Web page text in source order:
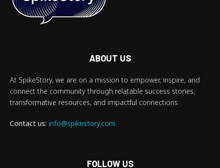
ABOUT US
At SpikeStory, we are on a mission to empower, inspire, and
connect the community through relatable success stories,
transformative resources, and impactful connections.
Contact us: info@spikestory.com
FOLLOW US